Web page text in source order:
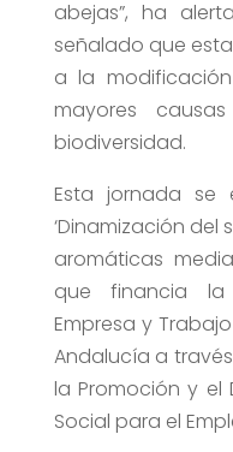
abejas”, ha
señalado que
a la
mayores
biodiversidad.
Esta jornada se
‘Dinamización
aromáticas
que financia la
Empresa y
Andalucía a
la Promoción y el
Social para el